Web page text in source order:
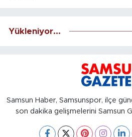
Yükleniyor...
Samsun Haber, Samsunspor, ilçe
son dakika gelişmelerini Samsun